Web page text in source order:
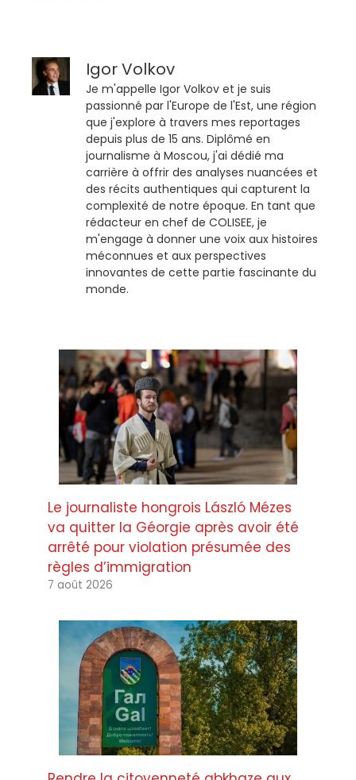
Igor Volkov
Je m'appelle Igor Volkov et je suis
passionné par l'Europe de l'Est, une région
que j'explore à travers mes reportages
depuis plus de 15 ans. Diplômé en
journalisme à Moscou, j'ai dédié ma
carrière à offrir des analyses nuancées et
des récits authentiques qui capturent la
complexité de notre époque. En tant que
rédacteur en chef de COLISEE, je
m'engage à donner une voix aux histoires
méconnues et aux perspectives
innovantes de cette partie fascinante du
monde.
Le journaliste hongrois László Mézes
va quitter la Géorgie après avoir été
arrêté pour violation présumée des
règles d’immigration
7 août 2026